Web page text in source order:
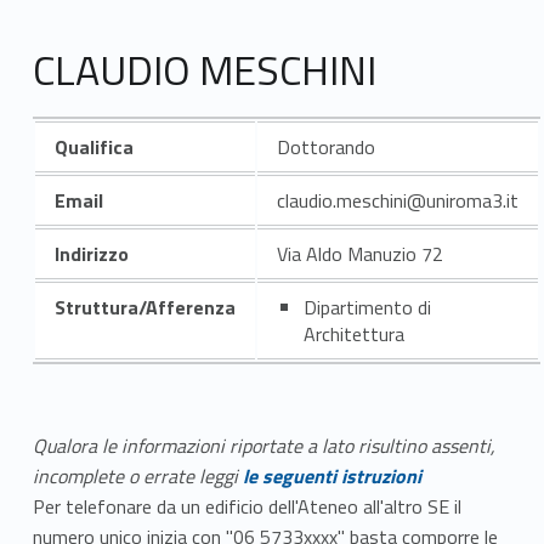
CLAUDIO MESCHINI
Qualifica
Dottorando
Email
claudio.meschini@uniroma3.it
Indirizzo
Via Aldo Manuzio 72
Struttura/Afferenza
Dipartimento di
Architettura
Qualora le informazioni riportate a lato risultino assenti,
incomplete o errate leggile seguenti istruzioni
Per telefonare da un edificio dell'Ateneo all'altro SE il
numero unico inizia con "06 5733xxxx" basta comporre le